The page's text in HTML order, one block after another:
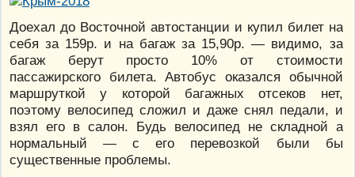
Доехал до Восточной автостанции и купил билет на
себя за 159р. и на багаж за 15,90р. — видимо, за
багаж берут просто 10% от стоимости
пассажирского билета. Автобус оказался обычной
маршруткой у которой багажных отсеков нет,
поэтому велосипед сложил и даже снял педали, и
взял его в салон. Будь велосипед не складной а
нормальный — с его перевозкой были бы
существенные проблемы.